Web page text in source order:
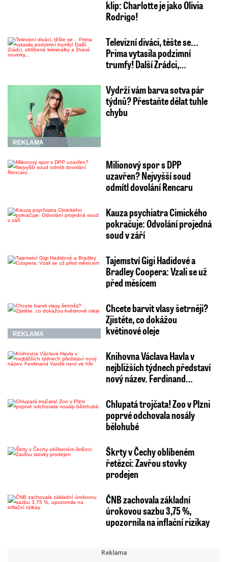
klip: Charlotte je jako Olivia
Rodrigo!
Televizní diváci, těšte se...
Prima vytasila podzimní
trumfy! Další Zrádci,…
REKLAMA
Vydrží vám barva sotva pár
týdnů? Přestaňte dělat tuhle
chybu
Milionový spor s DPP
uzavřen? Nejvyšší soud
odmítl dovolání Rencaru
Kauza psychiatra Cimického
pokračuje: Odvolání projedná
soud v září
Tajemství Gigi Hadidové a
Bradley Coopera: Vzali se už
před měsícem
REKLAMA
Chcete barvit vlasy šetrněji?
Zjistěte, co dokážou
květinové oleje
Knihovna Václava Havla v
nejbližších týdnech představí
nový název. Ferdinand…
Chlupatá trojčata! Zoo v Plzni
poprvé odchovala nosály
bělohubé
Škrty v Čechy oblíbeném
řetězci: Zavřou stovky
prodejen
ČNB zachovala základní
úrokovou sazbu 3,75 %,
upozornila na inflační rizikay